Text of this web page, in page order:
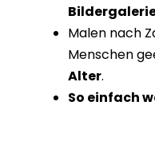
Malen nach
Menschen
Alter.
So einfach